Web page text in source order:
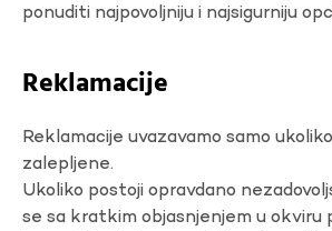
ponuditi najpovoljniju i najsigurniju
Reklamacije
Reklamacije uvazavamo samo
zalepljene.
Ukoliko postoji opravdano
se sa kratkim objasnjenjem u okviru